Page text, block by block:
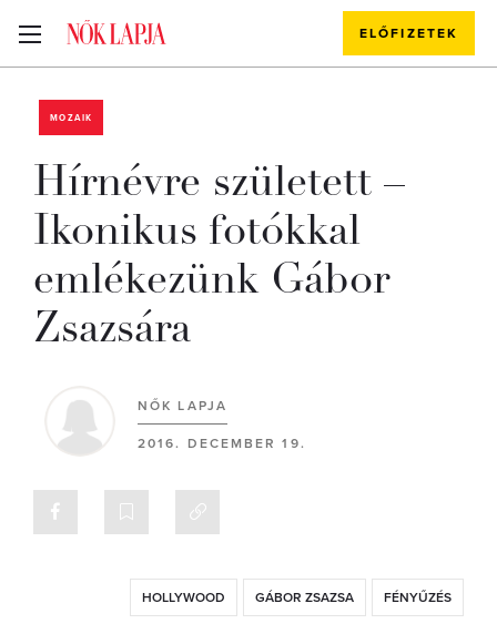
ELŐFIZETEK
MOZAIK
Hírnévre született –
Ikonikus fotókkal
emlékezünk Gábor
Zsazsára
NŐK LAPJA
2016. DECEMBER 19.
HOLLYWOOD GÁBOR ZSAZSA FÉNYŰZÉS